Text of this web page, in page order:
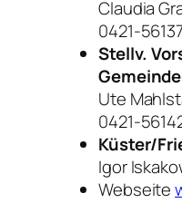
Claudia
0421-
Stellv.
Ute
0421-
Küster/
Igor
Webseite